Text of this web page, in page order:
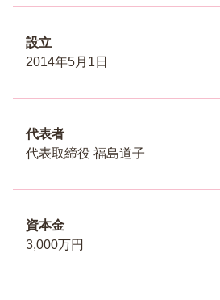
設立
2014年5月1日
代表者
代表取締役 福島道子
資本金
3,000万円